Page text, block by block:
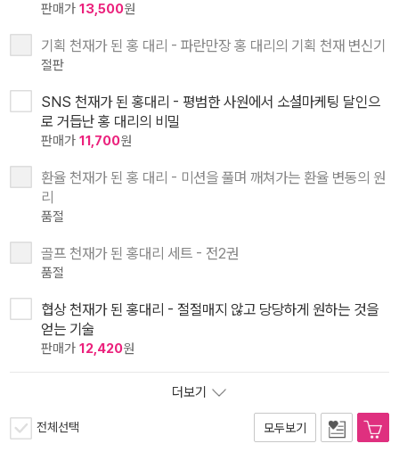
판매가 13,500원
기획 천재가 된 홍 대리 - 파란만장 홍 대리의 기획 천재 변신기
절판
SNS 천재가 된 홍대리 - 평범한 사원에서 소셜마케팅 달인으
로 거듭난 홍 대리의 비밀
판매가 11,700원
환율 천재가 된 홍 대리 - 미션을 풀며 깨쳐가는 환율 변동의 원
리
품절
골프 천재가 된 홍대리 세트 - 전2권
품절
협상 천재가 된 홍대리 - 절절매지 않고 당당하게 원하는 것을
얻는 기술
판매가 12,420원
더보기
전체선택 모두보기